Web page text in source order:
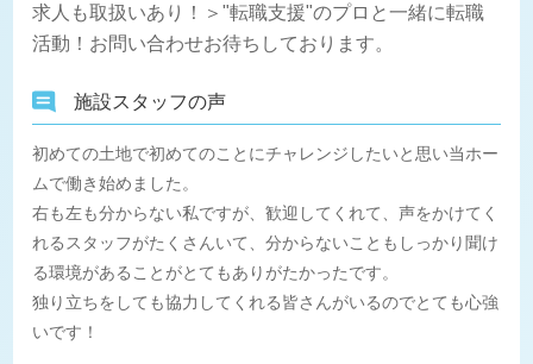
求人も取扱いあり！＞"転職支援"のプロと一緒に転職
活動！お問い合わせお待ちしております。
施設スタッフの声
初めての土地で初めてのことにチャレンジしたいと思い当ホー
ムで働き始めました。
右も左も分からない私ですが、歓迎してくれて、声をかけてく
れるスタッフがたくさんいて、分からないこともしっかり聞け
る環境があることがとてもありがたかったです。
独り立ちをしても協力してくれる皆さんがいるのでとても心強
いです！